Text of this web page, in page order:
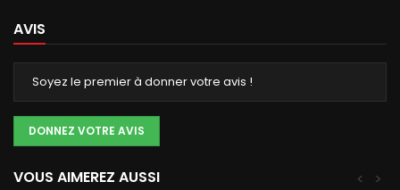
AVIS
Soyez le premier à donner votre avis !
DONNEZ VOTRE AVIS
VOUS AIMEREZ AUSSI >
<